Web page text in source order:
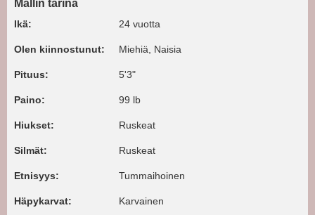
Mallin tarina
Ikä: 24 vuotta
Olen kiinnostunut: Miehiä, Naisia
Pituus: 5'3"
Paino: 99 lb
Hiukset: Ruskeat
Silmät: Ruskeat
Etnisyys: Tummaihoinen
Häpykarvat: Karvainen